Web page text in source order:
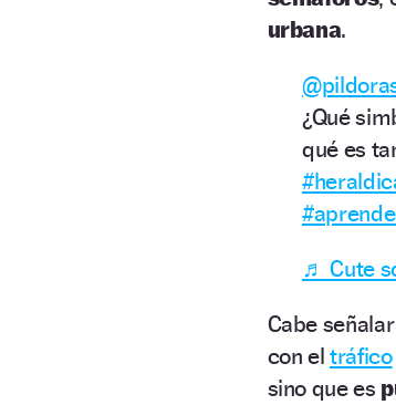
urbana.
¿Qué
qué es
♬ Cute
Cabe
con eltráfico
sino que es